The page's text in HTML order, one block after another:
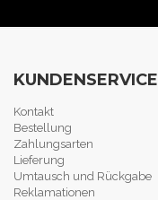
KUNDENSERVICE
Kontakt
Bestellung
Zahlungsarten
Lieferung
Umtausch und Rückgabe
Reklamationen